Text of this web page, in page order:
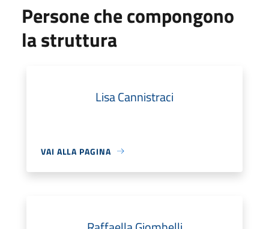
Persone che compongono
la struttura
Lisa Cannistraci
VAI ALLA PAGINA